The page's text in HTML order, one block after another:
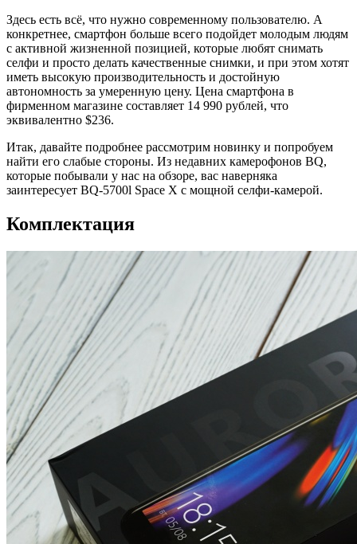
Здесь есть всё, что нужно современному пользователю. А
конкретнее, смартфон больше всего подойдет молодым людям
с активной жизненной позицией, которые любят снимать
селфи и просто делать качественные снимки, и при этом хотят
иметь высокую производительность и достойную
автономность за умеренную цену. Цена смартфона в
фирменном магазине составляет 14 990 рублей, что
эквивалентно $236.
Итак, давайте подробнее рассмотрим новинку и попробуем
найти его слабые стороны. Из недавних камерофонов BQ,
которые побывали у нас на обзоре, вас наверняка
заинтересует BQ-5700l Space X с мощной селфи-камерой.
Комплектация